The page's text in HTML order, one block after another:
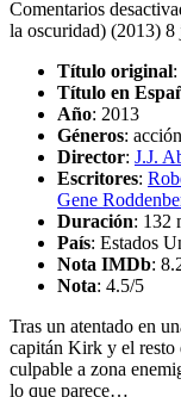
Comentarios
la oscuridad) (2013) 8
Título original:
Título en
Año: 2013
Géneros:
Director: J.J.
Escritores:
Gene
Duración: 132
País: Estados
Nota IMDb:
Nota: 4.5/5
Tras un atentado en
capitán Kirk y el resto
culpable a zona
lo que parece…